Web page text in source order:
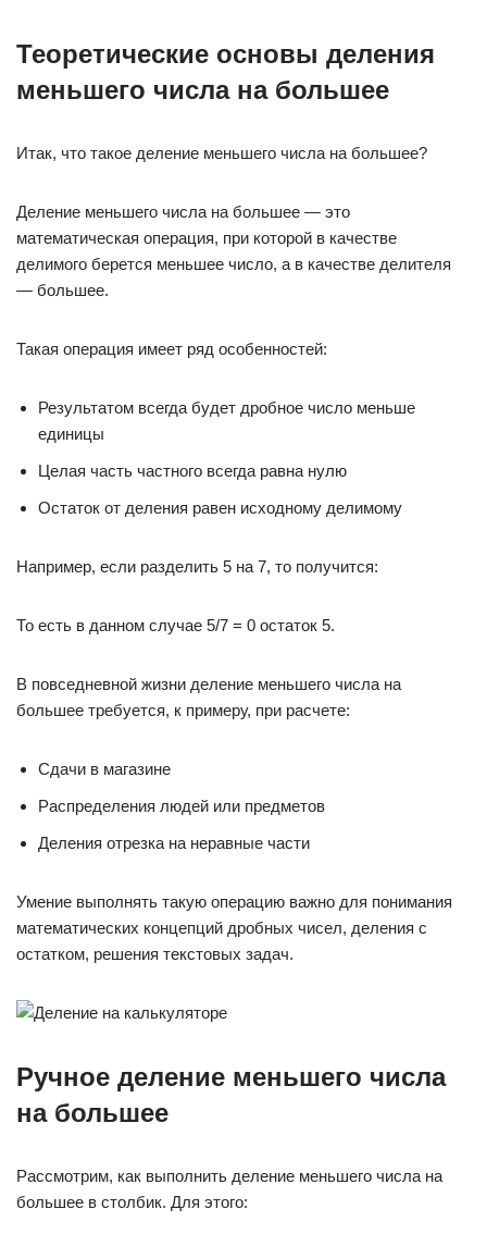
Теоретические основы деления
меньшего числа на большее
Итак, что такое деление меньшего числа на большее?
Деление меньшего числа на большее — это
математическая операция, при которой в качестве
делимого берется меньшее число, а в качестве делителя
— большее.
Такая операция имеет ряд особенностей:
Результатом всегда будет дробное число меньше
единицы
Целая часть частного всегда равна нулю
Остаток от деления равен исходному делимому
Например, если разделить 5 на 7, то получится:
То есть в данном случае 5/7 = 0 остаток 5.
В повседневной жизни деление меньшего числа на
большее требуется, к примеру, при расчете:
Сдачи в магазине
Распределения людей или предметов
Деления отрезка на неравные части
Умение выполнять такую операцию важно для понимания
математических концепций дробных чисел, деления с
остатком, решения текстовых задач.
Ручное деление меньшего числа
на большее
Рассмотрим, как выполнить деление меньшего числа на
большее в столбик. Для этого: